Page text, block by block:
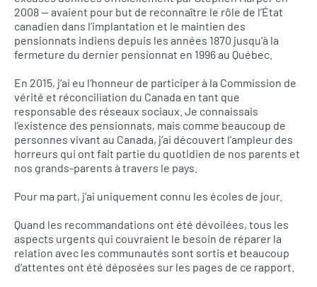
2008 — avaient pour but de reconnaître le rôle de l’État
canadien dans l’implantation et le maintien des
pensionnats indiens depuis les années 1870 jusqu’à la
fermeture du dernier pensionnat en 1996 au Québec.
En 2015, j’ai eu l’honneur de participer à la Commission de
vérité et réconciliation du Canada en tant que
responsable des réseaux sociaux. Je connaissais
l’existence des pensionnats, mais comme beaucoup de
personnes vivant au Canada, j’ai découvert l’ampleur des
horreurs qui ont fait partie du quotidien de nos parents et
nos grands-parents à travers le pays.
Pour ma part, j’ai uniquement connu les écoles de jour.
Quand les recommandations ont été dévoilées, tous les
aspects urgents qui couvraient le besoin de réparer la
relation avec les communautés sont sortis et beaucoup
d’attentes ont été déposées sur les pages de ce rapport.